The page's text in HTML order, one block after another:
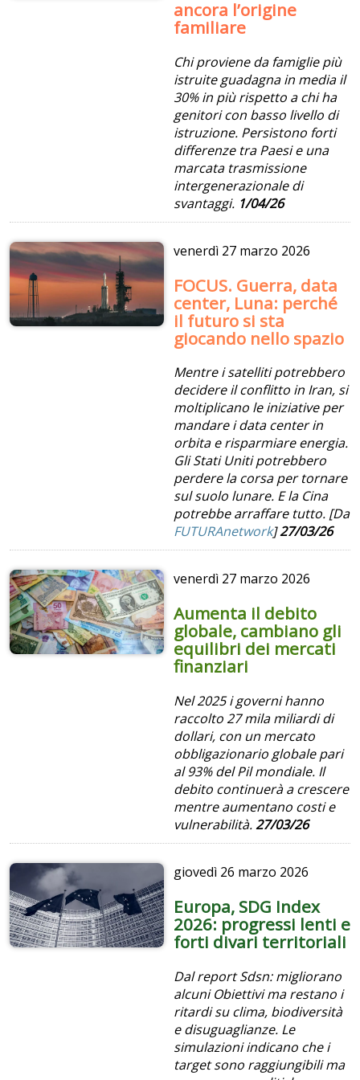
ancora l’origine
familiare
Chi proviene da famiglie più
istruite guadagna in media il
30% in più rispetto a chi ha
genitori con basso livello di
istruzione. Persistono forti
differenze tra Paesi e una
marcata trasmissione
intergenerazionale di
svantaggi. 1/04/26
venerdì 27 marzo 2026
FOCUS. Guerra, data
center, Luna: perché
il futuro si sta
giocando nello spazio
Mentre i satelliti potrebbero
decidere il conflitto in Iran, si
moltiplicano le iniziative per
mandare i data center in
orbita e risparmiare energia.
Gli Stati Uniti potrebbero
perdere la corsa per tornare
sul suolo lunare. E la Cina
potrebbe arraffare tutto. [Da
FUTURAnetwork]27/03/26
venerdì 27 marzo 2026
Aumenta il debito
globale, cambiano gli
equilibri dei mercati
finanziari
Nel 2025 i governi hanno
raccolto 27 mila miliardi di
dollari, con un mercato
obbligazionario globale pari
al 93% del Pil mondiale. Il
debito continuerà a crescere
mentre aumentano costi e
vulnerabilità.27/03/26
giovedì 26 marzo 2026
Europa, SDG Index
2026: progressi lenti e
forti divari territoriali
Dal report Sdsn: migliorano
alcuni Obiettivi ma restano i
ritardi su clima, biodiversità
e disuguaglianze. Le
simulazioni indicano che i
target sono raggiungibili ma